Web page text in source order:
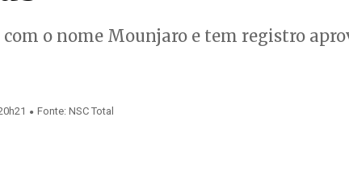
o nome Mounjaro e tem registro
. Fonte: NSC Total